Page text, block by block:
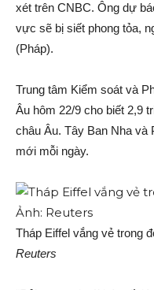
xét trên CNBC. Ông dự
vực sẽ bị siết phong tỏa,
(Pháp).
Trung tâm Kiểm soát và
Âu hôm 22/9 cho biết 2,9
châu Âu. Tây Ban Nha và
mới mỗi ngày.
Tháp Eiffel vắng vẻ trong
Reuters